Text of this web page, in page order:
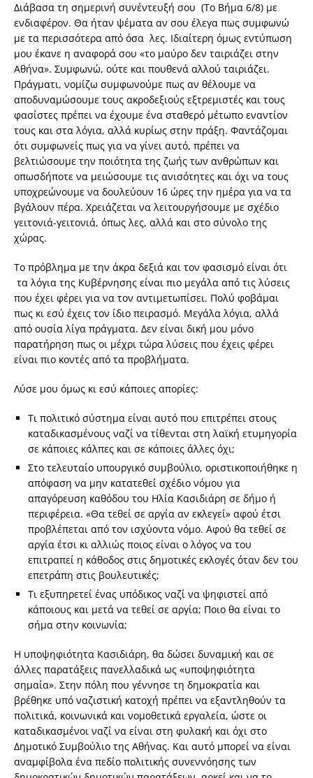
Διάβασα τη σημερινή συνέντευξή σου (Το Βήμα 6/8) με
ενδιαφέρον. Θα ήταν ψέματα αν σου έλεγα πως συμφωνώ
με τα περισσότερα από όσα λες. Ιδιαίτερη όμως εντύπωση
μου έκανε η αναφορά σου «το μαύρο δεν ταιριάζει στην
Αθήνα». Συμφωνώ, ούτε και πουθενά αλλού ταιριάζει.
Πράγματι, νομίζω συμφωνούμε πως αν θέλουμε να
αποδυναμώσουμε τους ακροδεξιούς εξτρεμιστές και τους
φασίστες πρέπει να έχουμε ένα σταθερό μέτωπο εναντίον
τους και στα λόγια, αλλά κυρίως στην πράξη. Φαντάζομαι
ότι συμφωνείς πως για να γίνει αυτό, πρέπει να
βελτιώσουμε την ποιότητα της ζωής των ανθρώπων και
οπωσδήποτε να μειώσουμε τις ανισότητες και όχι να τους
υποχρεώνουμε να δουλεύουν 16 ώρες την ημέρα για να τα
βγάλουν πέρα. Χρειάζεται να λειτουργήσουμε με σχέδιο
γειτονιά-γειτονιά, όπως λες, αλλά και στο σύνολο της
χώρας.
Το πρόβλημα με την άκρα δεξιά και τον φασισμό είναι ότι
τα λόγια της Κυβέρνησης είναι πιο μεγάλα από τις λύσεις
που έχει φέρει για να τον αντιμετωπίσει. Πολύ φοβάμαι
πως κι εσύ έχεις τον ίδιο πειρασμό. Μεγάλα λόγια, αλλά
από ουσία λίγα πράγματα. Δεν είναι δική μου μόνο
παρατήρηση πως οι μέχρι τώρα λύσεις που έχεις φέρει
είναι πιο κοντές από τα προβλήματα.
Λύσε μου όμως κι εσύ κάποιες απορίες:
Τι πολιτικό σύστημα είναι αυτό που επιτρέπει στους
καταδικασμένους ναζί να τίθενται στη λαϊκή ετυμηγορία
σε κάποιες κάλπες και σε κάποιες άλλες όχι;
Στο τελευταίο υπουργικό συμβούλιο, οριστικοποιήθηκε η
απόφαση να μην κατατεθεί σχέδιο νόμου για
απαγόρευση καθόδου του Ηλία Κασιδιάρη σε δήμο ή
περιφέρεια. «Θα τεθεί σε αργία αν εκλεγεί» αφού έτσι
προβλέπεται από τον ισχύοντα νόμο. Αφού θα τεθεί σε
αργία έτσι κι αλλιώς ποιος είναι ο λόγος να του
επιτραπεί η κάθοδος στις δημοτικές εκλογές όταν δεν του
επετράπη στις βουλευτικές;
Τι εξυπηρετεί ένας υπόδικος ναζί να ψηφιστεί από
κάποιους και μετά να τεθεί σε αργία; Ποιο θα είναι το
σήμα στην κοινωνία;
Η υποψηφιότητα Κασιδιάρη, θα δώσει δυναμική και σε
άλλες παρατάξεις πανελλαδικά ως «υποψηφιότητα
σημαία». Στην πόλη που γέννησε τη δημοκρατία και
βρέθηκε υπό ναζιστική κατοχή πρέπει να εξαντληθούν τα
πολιτικά, κοινωνικά και νομοθετικά εργαλεία, ώστε οι
καταδικασμένοι ναζί να είναι στη φυλακή και όχι στο
Δημοτικό Συμβούλιο της Αθήνας. Και αυτό μπορεί να είναι
αναμφίβολα ένα πεδίο πολιτικής συνεννόησης των